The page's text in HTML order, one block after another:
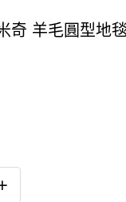
奇 羊毛圓型地